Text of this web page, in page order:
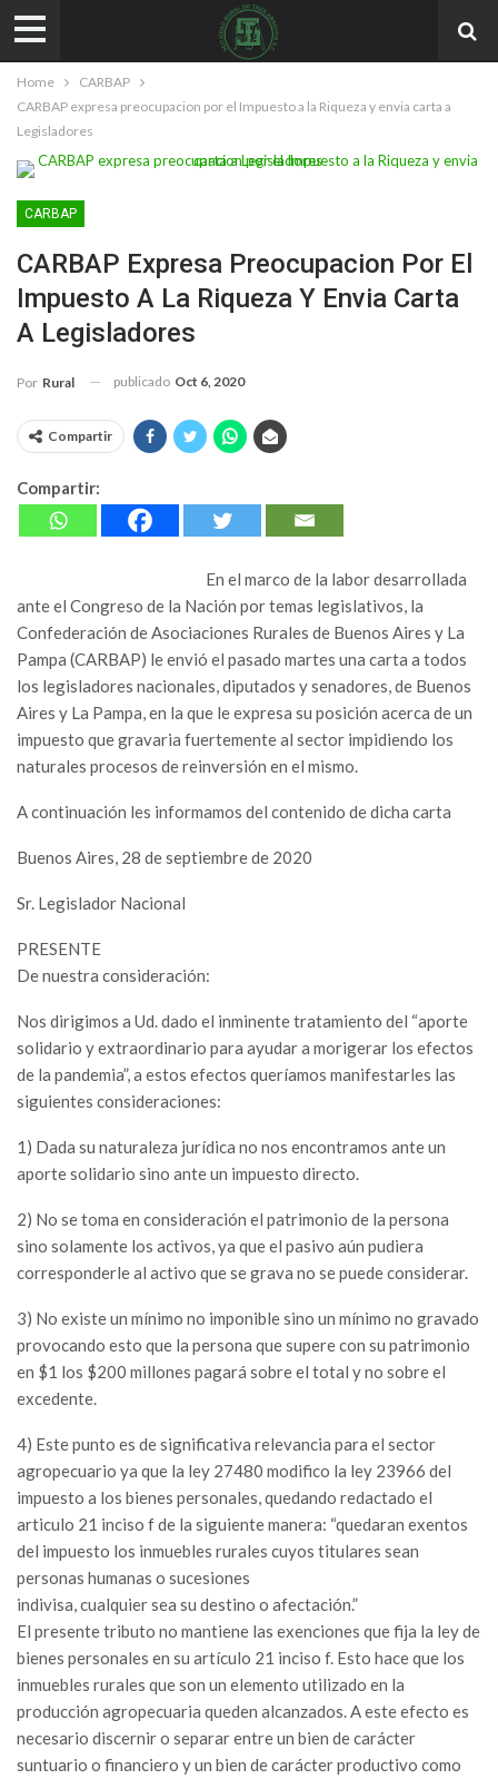
Home
CARBAP
CARBAP expresa preocupacion por el Impuesto a la Riqueza y envia carta a
Legisladores
CARBAP
CARBAP Expresa Preocupacion Por El
Impuesto A La Riqueza Y Envia Carta
A Legisladores
Por Rural publicado Oct 6, 2020
Compartir
Compartir:
En el marco de la labor desarrollada
ante el Congreso de la Nación por temas legislativos, la
Confederación de Asociaciones Rurales de Buenos Aires y La
Pampa (CARBAP) le envió el pasado martes una carta a todos
los legisladores nacionales, diputados y senadores, de Buenos
Aires y La Pampa, en la que le expresa su posición acerca de un
impuesto que gravaria fuertemente al sector impidiendo los
naturales procesos de reinversión en el mismo.
A continuación les informamos del contenido de dicha carta
Buenos Aires, 28 de septiembre de 2020
Sr. Legislador Nacional
PRESENTE
De nuestra consideración:
Nos dirigimos a Ud. dado el inminente tratamiento del “aporte
solidario y extraordinario para ayudar a morigerar los efectos
de la pandemia”, a estos efectos queríamos manifestarles las
siguientes consideraciones:
1) Dada su naturaleza jurídica no nos encontramos ante un
aporte solidario sino ante un impuesto directo.
2) No se toma en consideración el patrimonio de la persona
sino solamente los activos, ya que el pasivo aún pudiera
corresponderle al activo que se grava no se puede considerar.
3) No existe un mínimo no imponible sino un mínimo no gravado
provocando esto que la persona que supere con su patrimonio
en $1 los $200 millones pagará sobre el total y no sobre el
excedente.
4) Este punto es de significativa relevancia para el sector
agropecuario ya que la ley 27480 modifico la ley 23966 del
impuesto a los bienes personales, quedando redactado el
articulo 21 inciso f de la siguiente manera: “quedaran exentos
del impuesto los inmuebles rurales cuyos titulares sean
personas humanas o sucesiones
indivisa, cualquier sea su destino o afectación.”
El presente tributo no mantiene las exenciones que fija la ley de
bienes personales en su artículo 21 inciso f. Esto hace que los
inmuebles rurales que son un elemento utilizado en la
producción agropecuaria queden alcanzados. A este efecto es
necesario discernir o separar entre un bien de carácter
suntuario o financiero y un bien de carácter productivo como